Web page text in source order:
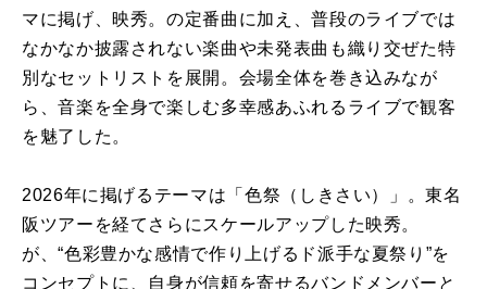
マに掲げ、映秀。の定番曲に加え、普段のライブでは
なかなか披露されない楽曲や未発表曲も織り交ぜた特
別なセットリストを展開。会場全体を巻き込みなが
ら、音楽を全身で楽しむ多幸感あふれるライブで観客
を魅了した。
2026年に掲げるテーマは「色祭（しきさい）」。東名
阪ツアーを経てさらにスケールアップした映秀。
が、“色彩豊かな感情で作り上げるド派手な夏祭り”を
コンセプトに、自身が信頼を寄せるバンドメンバーと